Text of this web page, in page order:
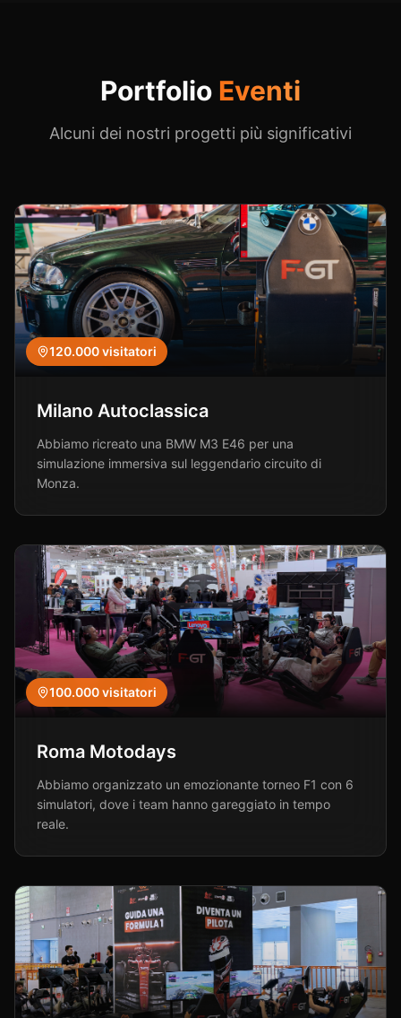
Portfolio Eventi
Alcuni dei nostri progetti più significativi
120.000visitatori
Milano Autoclassica
Abbiamo ricreato una BMW M3 E46 per una
simulazione immersiva sul leggendario circuito di
Monza.
100.000visitatori
Roma Motodays
Abbiamo organizzato un emozionante torneo F1 con 6
simulatori, dove i team hanno gareggiato in tempo
reale.